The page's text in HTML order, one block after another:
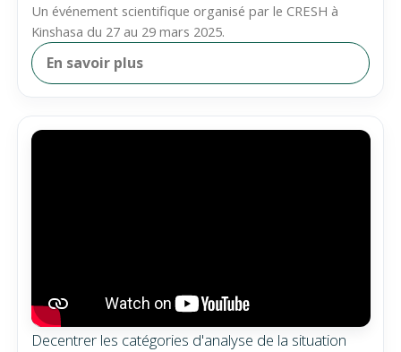
Un événement scientifique organisé par le CRESH à
Kinshasa du 27 au 29 mars 2025.
En savoir plus
Decentrer les catégories d'analyse de la situation